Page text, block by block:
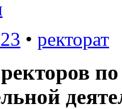
• ректорат